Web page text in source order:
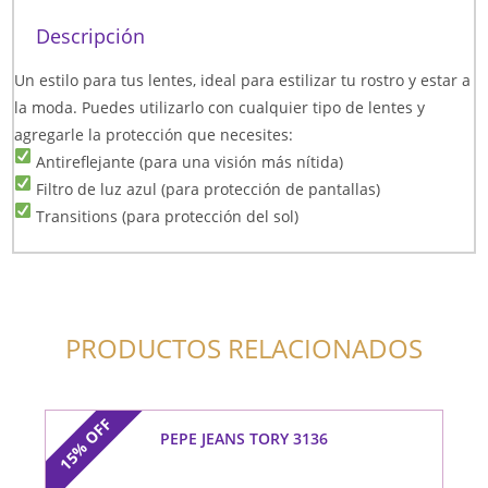
Descripción
Un estilo para tus lentes, ideal para estilizar tu rostro y estar a
la moda. Puedes utilizarlo con cualquier tipo de lentes y
agregarle la protección que necesites:
Antireflejante (para una visión más nítida)
Filtro de luz azul (para protección de pantallas)
Transitions (para protección del sol)
PRODUCTOS RELACIONADOS
15%
OFF PEPE JEANS TORY 3136